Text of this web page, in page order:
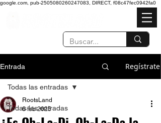
google.com, pub-2505080260247083, DIRECT, f08c47fec0942fa0
Entrada Regístrate
Todas las entradas
Todas las entradas
RootsLand
6 feb 2025